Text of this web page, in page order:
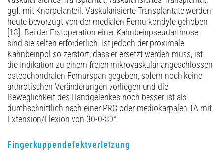
ggf. mit Knorpelanteil. Vaskularisierte Transplantate werden
heute bevorzugt von der medialen Femurkondyle gehoben
[13]. Bei der Erstoperation einer Kahnbeinpseudarthrose
sind sie selten erforderlich. Ist jedoch der proximale
Kahnbeinpol so zerstört, dass er ersetzt werden muss, ist
die Indikation zu einem freien mikrovaskulär angeschlossen
osteochondralen Femurspan gegeben, sofern noch keine
arthrotischen Veränderungen vorliegen und die
Beweglichkeit des Handgelenkes noch besser ist als
durchschnittlich nach einer PRC oder mediokarpalen TA mit
Extension/Flexion von 30-0-30°.
Fingerkuppendefektverletzung